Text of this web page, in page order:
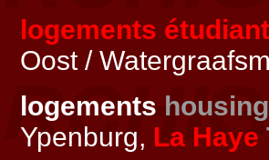
logements
Oost /
logements housing
Ypenburg, La Haye